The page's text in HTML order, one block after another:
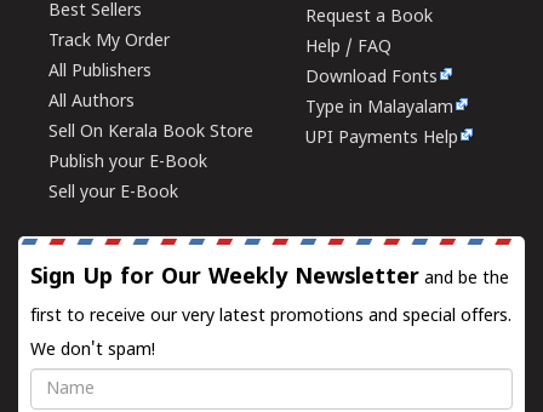
Best Sellers
Track My Order
All Publishers
All Authors
Sell On Kerala Book Store
Publish your E-Book
Sell your E-Book
Request a Book
Help / FAQ
Download Fonts
Type in Malayalam
UPI Payments Help
Sign Up for Our Weekly Newsletter and be the
first to receive our very latest promotions and special offers.
We don't spam!
Name